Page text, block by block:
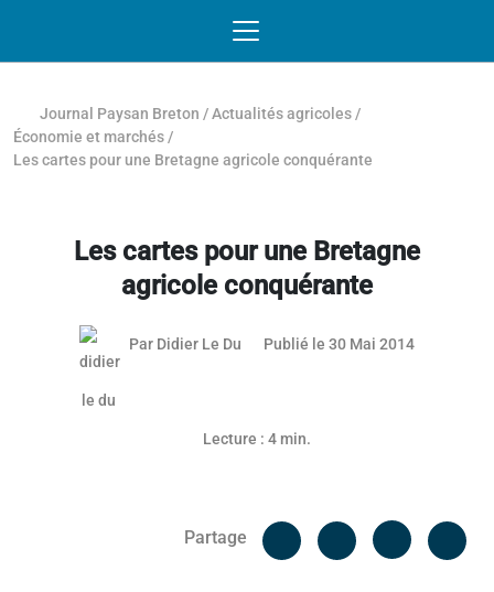
Journal Paysan Breton /Actualités agricoles /
Économie et marchés /
Les cartes pour une Bretagne agricole conquérante
Les cartes pour une Bretagne
agricole conquérante
Par Didier Le Du Publié le 30 Mai 201403 mai
Lecture : 4 min.
Partage
Facebook